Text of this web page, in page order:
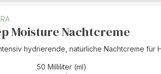
Moisture Nachtcreme
hydrierende, natürliche Nachtcreme für
50 Milliliter (ml)